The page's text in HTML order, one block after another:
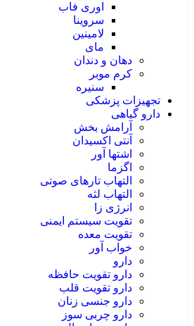
اوری فاب
سروینا
لامینین
مای
دهان و دندان
کرم موبر
سنیره
تجهیزات پزشکی
دارو گیاهی
آرامش بخش
آنتی اکسیدان
اشتها آور
اگزما
التهاب تارهای صوتی
التهاب لثه
انرژی زا
تقویت سیستم ایمنی
تقویت معده
خواب آور
دارو
دارو تقویت حافظه
دارو تقویت قلب
دارو جنسی زنان
دارو چربی سوز